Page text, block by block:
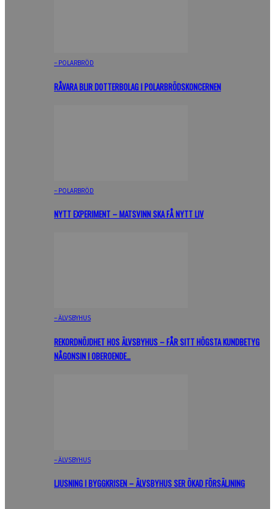
– POLARBRÖD
RÅVARA BLIR DOTTERBOLAG I POLARBRÖDSKONCERNEN
– POLARBRÖD
NYTT EXPERIMENT – MATSVINN SKA FÅ NYTT LIV
– ÄLVSBYHUS
REKORDNÖJDHET HOS ÄLVSBYHUS – FÅR SITT HÖGSTA KUNDBETYG
NÅGONSIN I OBEROENDE…
– ÄLVSBYHUS
LJUSNING I BYGGKRISEN – ÄLVSBYHUS SER ÖKAD FÖRSÄLJNING